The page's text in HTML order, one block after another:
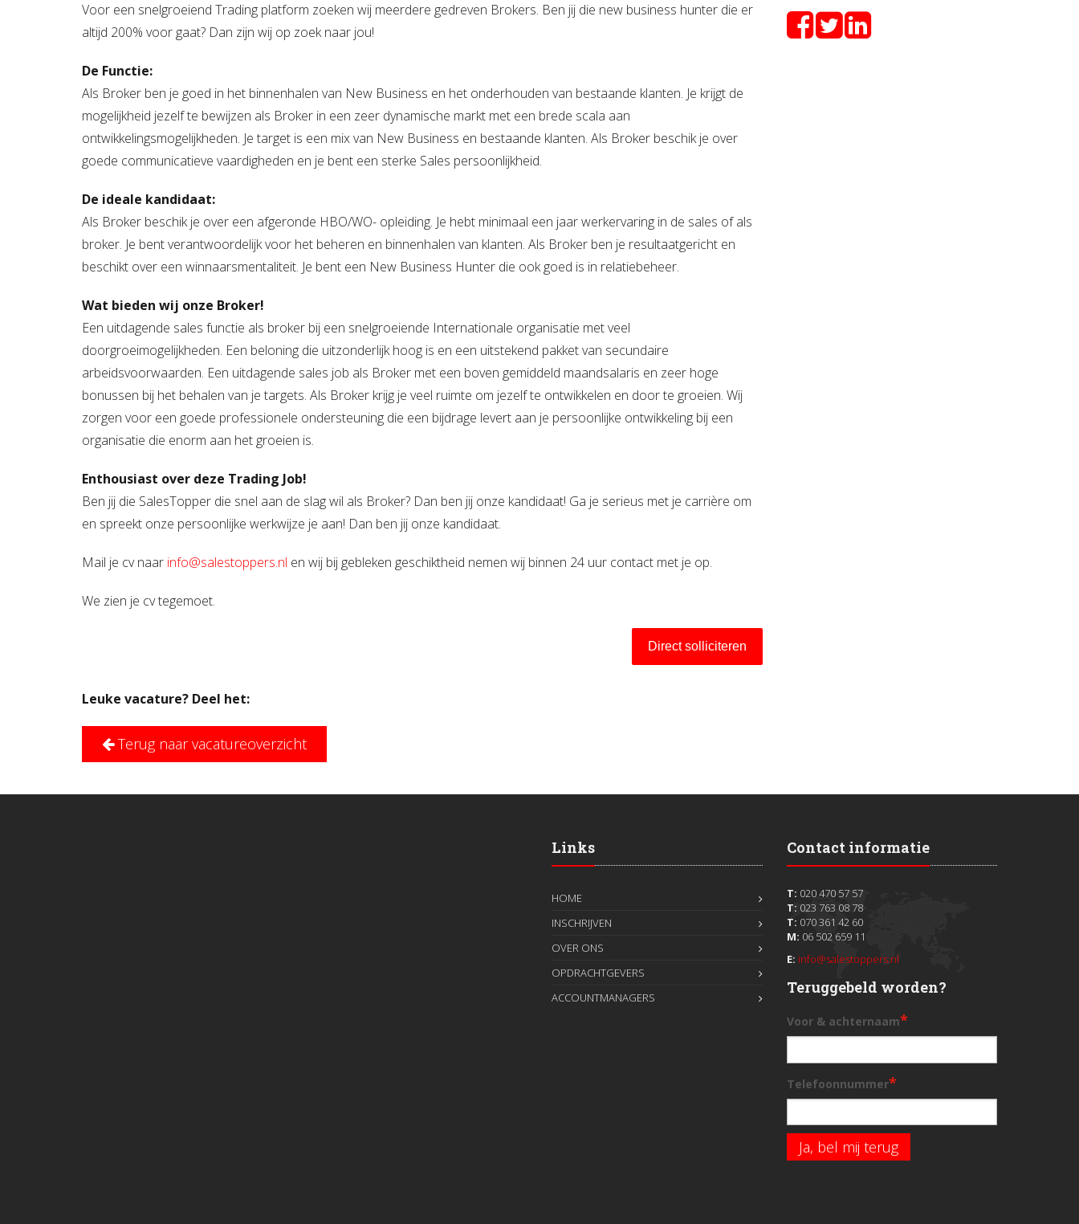
Voor een snelgroeiend Trading platform zoeken wij meerdere gedreven Brokers. Ben jij die new business hunter die er
altijd 200% voor gaat? Dan zijn wij op zoek naar jou!
De Functie:
Als Broker ben je goed in het binnenhalen van New Business en het onderhouden van bestaande klanten. Je krijgt de
mogelijkheid jezelf te bewijzen als Broker in een zeer dynamische markt met een brede scala aan
ontwikkelingsmogelijkheden. Je target is een mix van New Business en bestaande klanten. Als Broker beschik je over
goede communicatieve vaardigheden en je bent een sterke Sales persoonlijkheid.
De ideale kandidaat:
Als Broker beschik je over een afgeronde HBO/WO- opleiding. Je hebt minimaal een jaar werkervaring in de sales of als
broker. Je bent verantwoordelijk voor het beheren en binnenhalen van klanten. Als Broker ben je resultaatgericht en
beschikt over een winnaarsmentaliteit. Je bent een New Business Hunter die ook goed is in relatiebeheer.
Wat bieden wij onze Broker!
Een uitdagende sales functie als broker bij een snelgroeiende Internationale organisatie met veel
doorgroeimogelijkheden. Een beloning die uitzonderlijk hoog is en een uitstekend pakket van secundaire
arbeidsvoorwaarden. Een uitdagende sales job als Broker met een boven gemiddeld maandsalaris en zeer hoge
bonussen bij het behalen van je targets. Als Broker krijg je veel ruimte om jezelf te ontwikkelen en door te groeien. Wij
zorgen voor een goede professionele ondersteuning die een bijdrage levert aan je persoonlijke ontwikkeling bij een
organisatie die enorm aan het groeien is.
Enthousiast over deze Trading Job!
Ben jij die SalesTopper die snel aan de slag wil als Broker? Dan ben jij onze kandidaat! Ga je serieus met je carrière om
en spreekt onze persoonlijke werkwijze je aan! Dan ben jij onze kandidaat.
Mail je cv naar info@salestoppers.nl en wij bij gebleken geschiktheid nemen wij binnen 24 uur contact met je op.
We zien je cv tegemoet.
Direct solliciteren
Leuke vacature? Deel het:
Terug naar vacatureoverzicht
Links
HOME
INSCHRIJVEN
OVER ONS
OPDRACHTGEVERS
ACCOUNTMANAGERS
Contact informatie
T: 020 470 57 57
T: 023 763 08 78
T: 070 361 42 60
M: 06 502 659 11
E: info@salestoppers.nl
Teruggebeld worden?
Voor & achternaam*
Telefoonnummer*
Ja, bel mij terug